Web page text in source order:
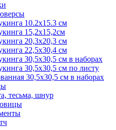
10.2х15.3 см
15,2х15,2см
20,3х20,3 см
22,5х30,4 см
30,5х30,5 см в наборах
30,5х30,5 см по листу
30,5х30,5 см в наборах
тесьма, шнур